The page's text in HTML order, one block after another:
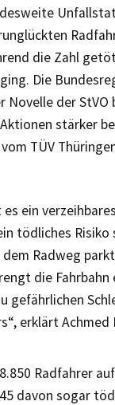
die Zahl
Die
Novelle der StVO
stärker
TÜV
ein
tödliches Risiko
Radweg
die Fahrbahn
gefährlichen
erklärt Achmed
Radfahrer
davon sogar